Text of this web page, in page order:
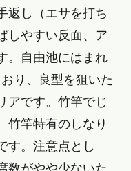
返し（エサを打ち
しやすい反面、ア
。自由池にはまれ
り、良型を狙いた
アです。竹竿でじ
竹竿特有のしなり
す。注意点とし
数がやや少ないた